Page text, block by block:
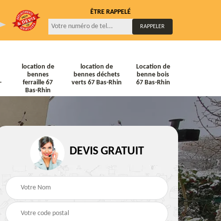
ÊTRE RAPPELÉ
location de
bennes
ferraille 67
Bas-Rhin
location de
bennes déchets
verts 67 Bas-Rhin
Location de
benne bois
67 Bas-Rhin
Location de bennes à
gravats 67 Bas-Rhin
Location de bennes
Tout venant 67 Bas-
DEVIS GRATUIT